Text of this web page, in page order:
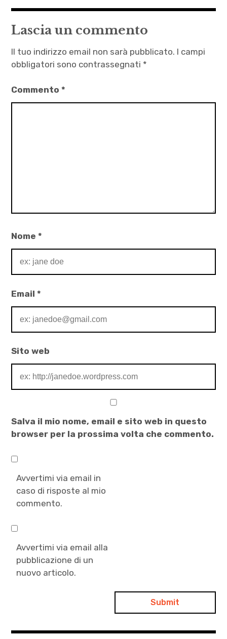
autori
,
Daria
,
letteratura
articoli
Lascia un commento
Il tuo indirizzo email non sarà pubblicato. I campi
obbligatori sono contrassegnati *
Commento*
Nome*
Email*
Sito web
Salva il mio nome, email e sito web in questo
browser per la prossima volta che commento.
Avvertimi via email in
caso di risposte al mio
commento.
Avvertimi via email alla
pubblicazione di un
nuovo articolo.